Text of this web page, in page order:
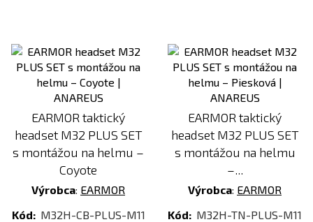
EARMOR taktický
headset M32 PLUS SET
s montážou na helmu –
Coyote
Výrobca: EARMOR
Kód: M32H-CB-PLUS-M11
EARMOR taktický
headset M32 PLUS SET
s montážou na helmu
–...
Výrobca: EARMOR
Kód: M32H-TN-PLUS-M11